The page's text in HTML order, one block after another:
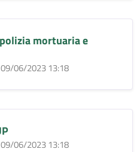
mortuaria e
06/2023 13:18
06/2023 13:18